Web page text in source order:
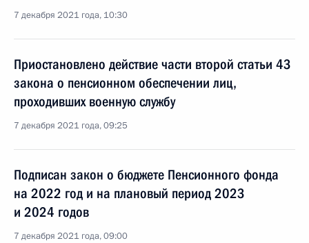
7 декабря 2021 года, 10:30
Приостановлено действие части второй статьи 43
закона о пенсионном обеспечении лиц,
проходивших военную службу
7 декабря 2021 года, 09:25
Подписан закон о бюджете Пенсионного фонда
на 2022 год и на плановый период 2023
и 2024 годов
7 декабря 2021 года, 09:00